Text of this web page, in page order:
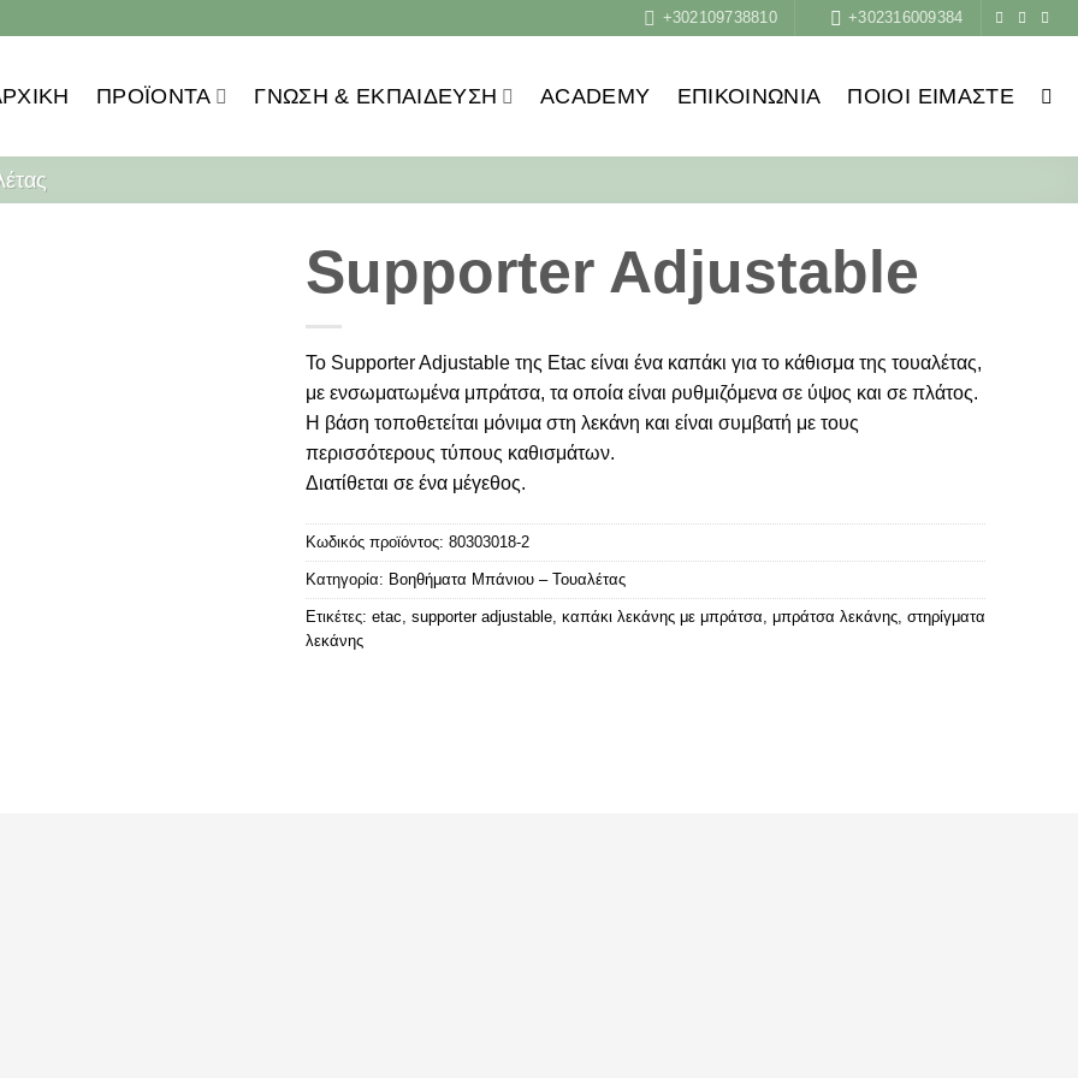
+302109738810 +302316009384
ΠΡΟΪOΝΤΑ ΓΝΏΣΗ & ΕΚΠΑΊΔΕΥΣΗ ACADEMY ΕΠΙΚΟΙΝΩΝΙΑ ΠΟΙΟΙ ΕΊΜΑΣΤΕ
Supporter Adjustable
Το Supporter Adjustable της Etac είναι ένα καπάκι για το κάθισμα της τουαλέτας,
με ενσωματωμένα μπράτσα, τα οποία είναι ρυθμιζόμενα σε ύψος και σε πλάτος.
Η βάση τοποθετείται μόνιμα στη λεκάνη και είναι συμβατή με τους
περισσότερους τύπους καθισμάτων.
Διατίθεται σε ένα μέγεθος.
Κωδικός προϊόντος: 80303018-2
Κατηγορία: Βοηθήματα Μπάνιου – Τουαλέτας
Ετικέτες: etac supporter adjustable καπάκι λεκάνης με μπράτσα μπράτσα λεκάνης στηρίγματα
λεκάνης